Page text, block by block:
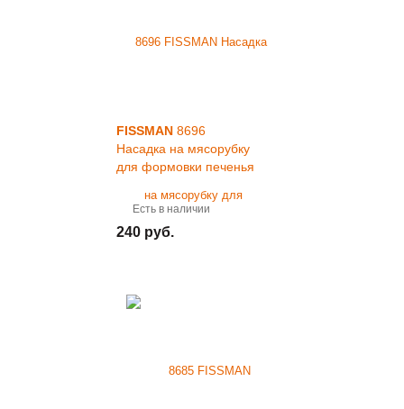
FISSMAN 8696
Насадка на мясорубку
для формовки печенья
Есть в наличии
240 руб.